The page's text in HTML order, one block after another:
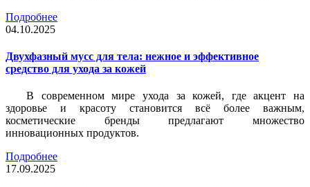
Подробнее
04.10.2025
Двухфазный мусс для тела: нежное и эффективное
средство для ухода за кожей
В современном мире ухода за кожей, где акцент на
здоровье и красоту становится всё более важным,
косметические бренды предлагают множество
инновационных продуктов.
Подробнее
17.09.2025